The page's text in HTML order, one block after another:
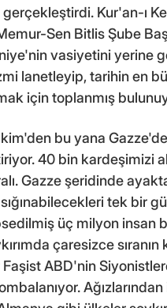
Kur'an-ı
Sen Bitlis Şube
vasiyetini yerine
lanetleyip, tarihin en
için toplanmış
bu yana
40 bin kardeşimizi
Gazze şeridinde
tek bir
üç milyon insan
çaresizce
ABD'nin